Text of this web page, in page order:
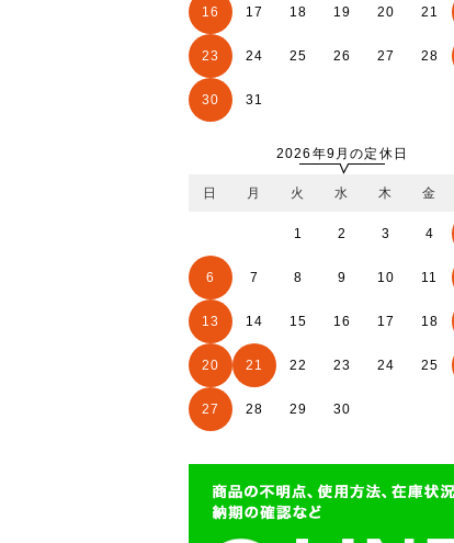
16 17 18 19 20 21
23 24 25 26 27 28
30 31
2026年9月の定休日
日 月 火 水 木 金
1 2 3 4
6 7 8 9 10 11
13 14 15 16 17 18
20 21 22 23 24 25
27 28 29 30